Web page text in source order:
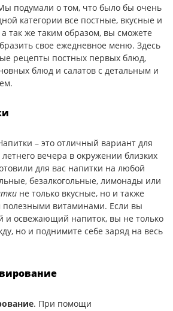
подумали о том, что было бы очень
категории все постные, вкусные и
так же таким образом, вы сможете
свое ежедневное меню. Здесь
рецепты постных первых блюд,
блюд и салатов с детальным и
– это отличный вариант для
вечера в окружении близких
для вас напитки на любой
безалкогольные, лимонады или
не только вкусные, но и также
витаминами. Если вы
и освежающий напиток, вы не только
но и поднимите себе заряд на весь
. При помощи